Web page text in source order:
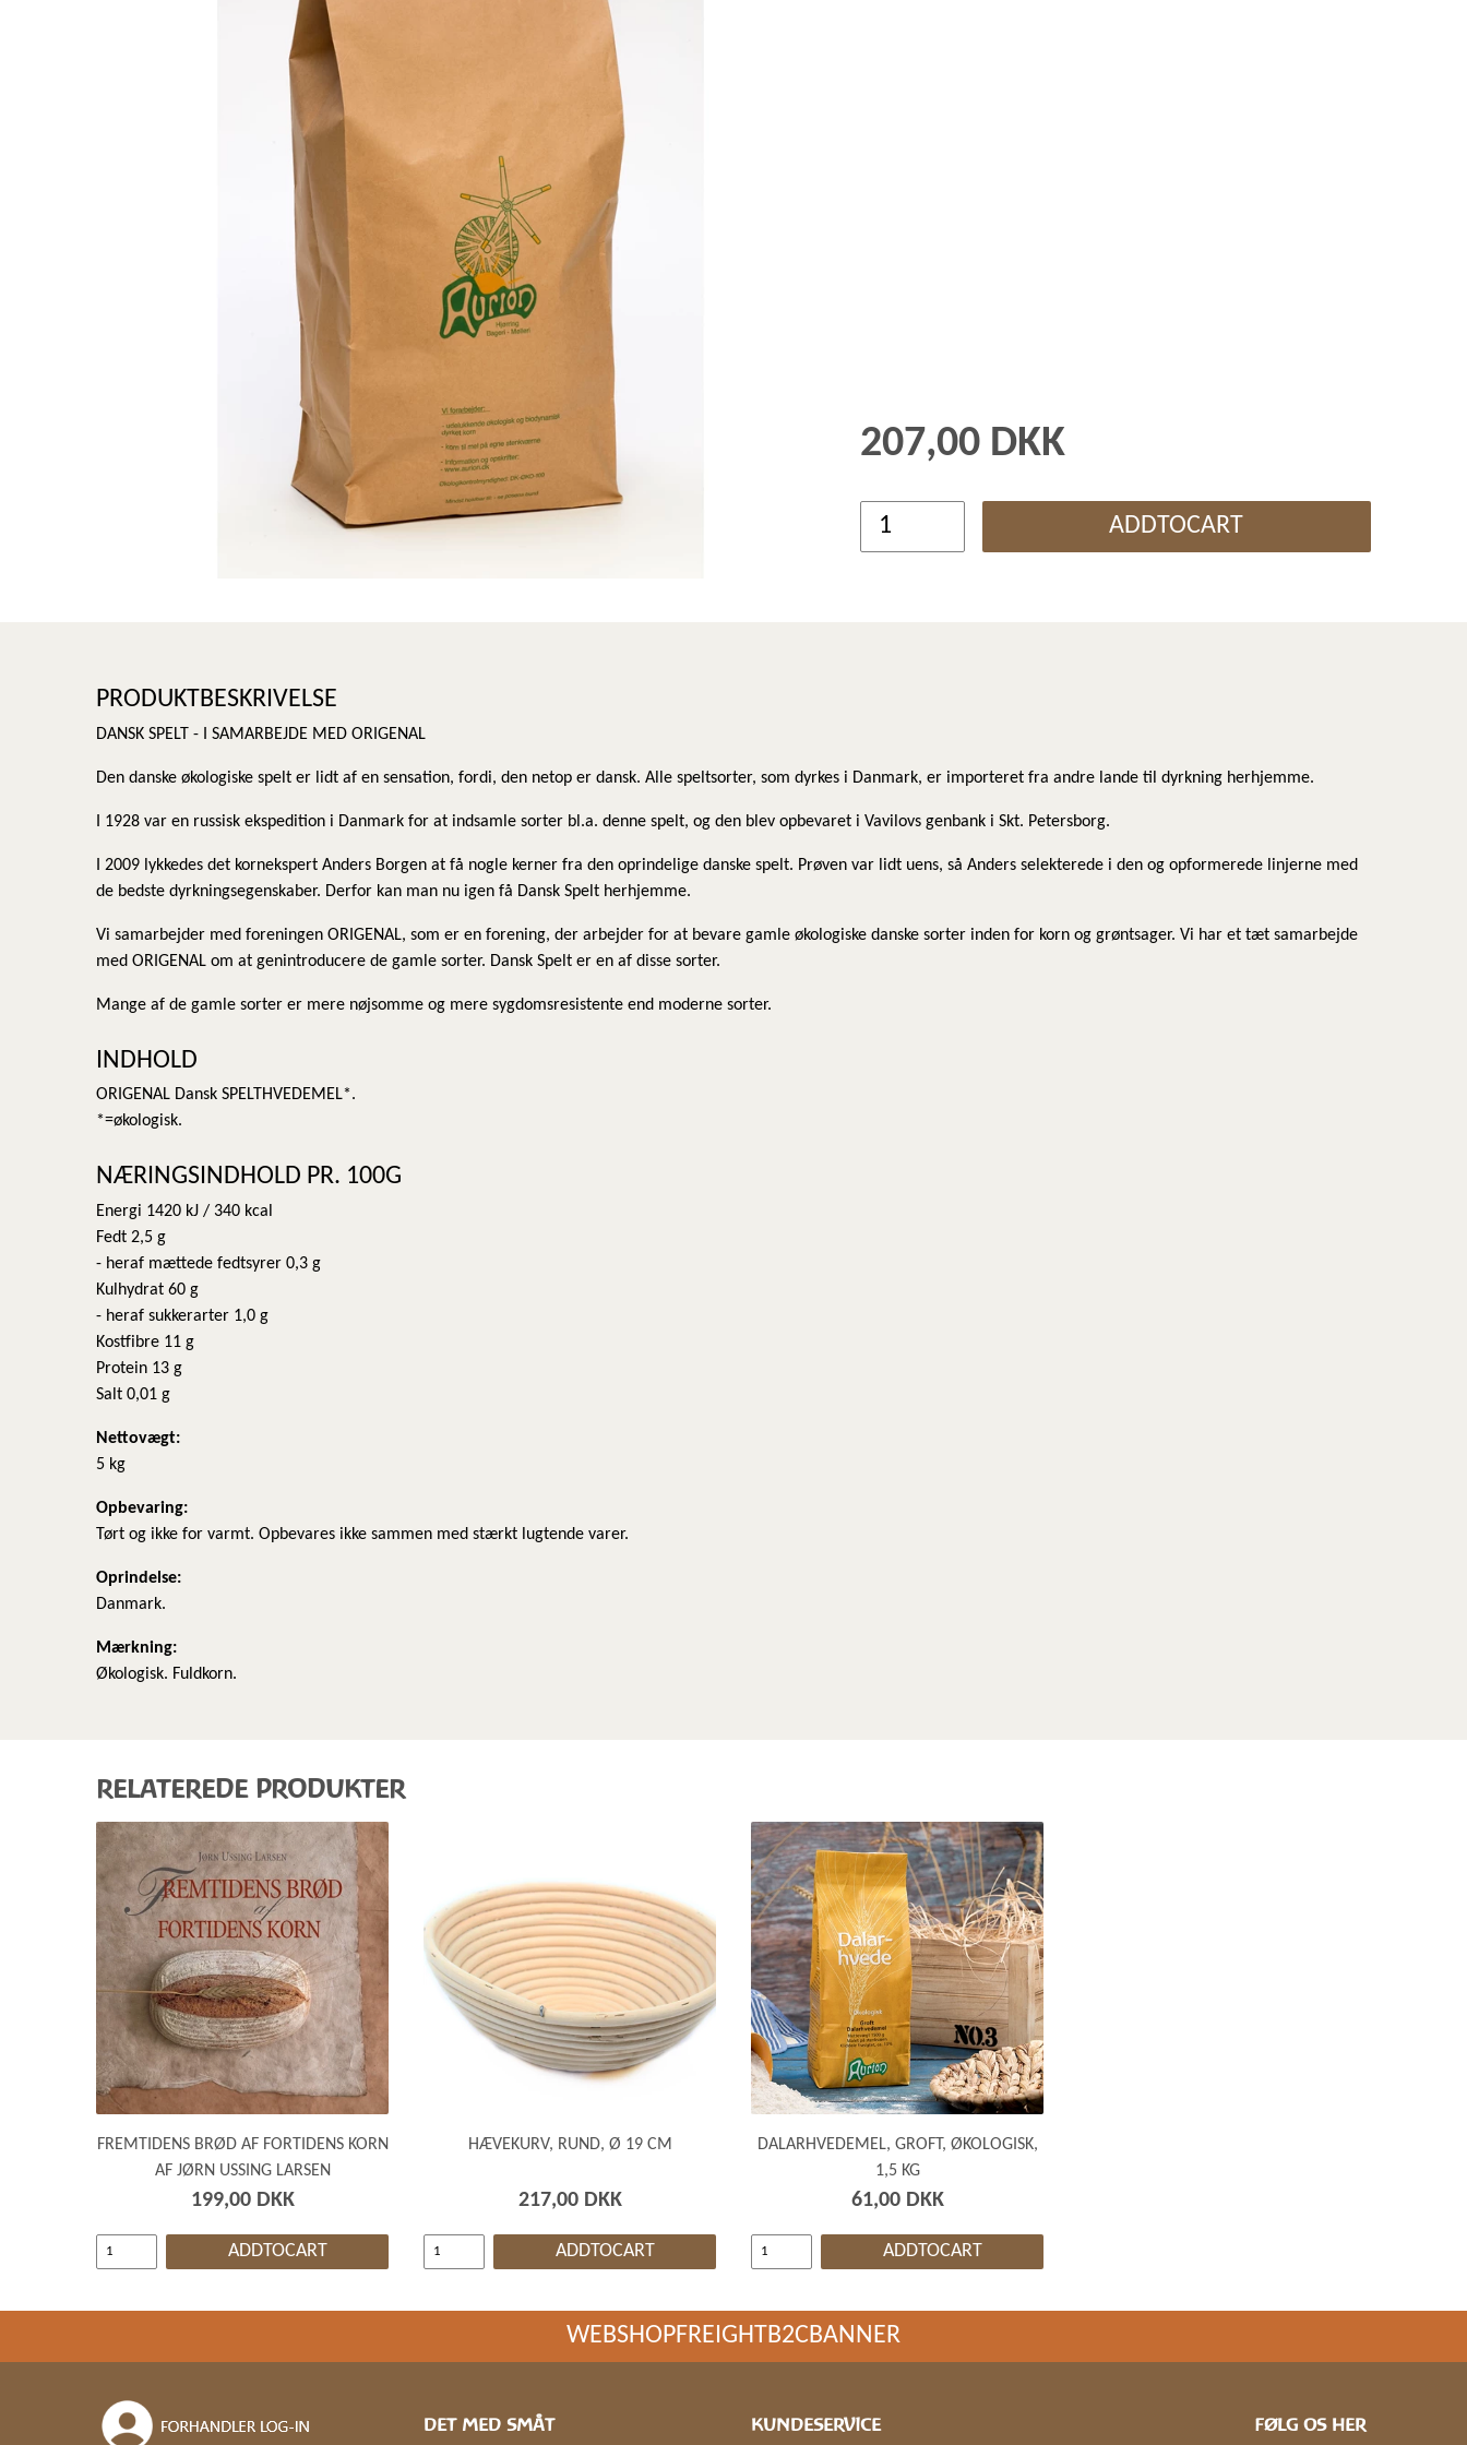
GRØD OG GRYN
HÆVEMIDLER
KORN OG MEL
207,00 DKK
ADDTOCART
PRODUKTBESKRIVELSE
DANSK SPELT - I SAMARBEJDE MED ORIGENAL
Den danske økologiske spelt er lidt af en sensation, fordi, den netop er dansk. Alle speltsorter, som dyrkes i Danmark, er importeret fra andre lande til dyrkning herhjemme.
I 1928 var en russisk ekspedition i Danmark for at indsamle sorter bl.a. denne spelt, og den blev opbevaret i Vavilovs genbank i Skt. Petersborg.
I 2009 lykkedes det kornekspert Anders Borgen at få nogle kerner fra den oprindelige danske spelt. Prøven var lidt uens, så Anders selekterede i den og opformerede linjerne med
de bedste dyrkningsegenskaber. Derfor kan man nu igen få Dansk Spelt herhjemme.
Vi samarbejder med foreningen ORIGENAL, som er en forening, der arbejder for at bevare gamle økologiske danske sorter inden for korn og grøntsager. Vi har et tæt samarbejde
med ORIGENAL om at genintroducere de gamle sorter. Dansk Spelt er en af disse sorter.
Mange af de gamle sorter er mere nøjsomme og mere sygdomsresistente end moderne sorter.
INDHOLD
ORIGENAL Dansk SPELTHVEDEMEL*.
*=økologisk.
NÆRINGSINDHOLD PR. 100G
Energi 1420 kJ / 340 kcal
Fedt 2,5 g
- heraf mættede fedtsyrer 0,3 g
Kulhydrat 60 g
- heraf sukkerarter 1,0 g
Kostfibre 11 g
Protein 13 g
Salt 0,01 g
Nettovægt:
5 kg
​Opbevaring:
Tørt og ikke for varmt. Opbevares ikke sammen med stærkt lugtende varer.
Oprindelse:
Danmark.
Mærkning:
Økologisk. Fuldkorn.
RELATEREDE PRODUKTER
FREMTIDENS BRØD AF FORTIDENS KORN
AF JØRN USSING LARSEN
199,00 DKK
ADDTOCART
HÆVEKURV, RUND, Ø 19 CM
217,00 DKK
ADDTOCART
DALARHVEDEMEL, GROFT, ØKOLOGISK,
1,5 KG
61,00 DKK
ADDTOCART
WEBSHOPFREIGHTB2CBANNER
DET MED SMÅT KUNDESERVICE FØLG OS HER